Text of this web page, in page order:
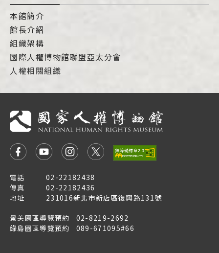
本館簡介
館長介紹
組織架構
國際人權博物館聯盟亞太分會
人權相關組織
電話
02-22182438
傳真
02-22182436
地址
231016新北市新店區復興路131號
景美園區導覽預約
02-8219-2692
綠島園區導覽預約
089-671095#66